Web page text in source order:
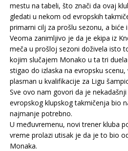
mestu na tabeli, što znači da ovaj
gledati u nekom od evropskih
primarni cilj za prošlu sezonu, a biće
Veoma zanimljivo je da je ekipa iz
meča u prošloj sezoni doživela isto
kojim slučajem Monako u ta tri
stigao do izlaska na evropsku
plasman u kvalifikacije za Ligu
Sve ovo nam govori da je
evropskog klupskog takmičenja bio
najmanje potrebno.
U međuvremenu, novi trener kluba
vreme prolazi utisak je da je to bio
Monaka.